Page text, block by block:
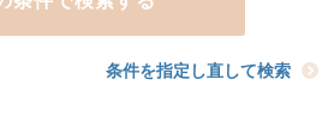
条件を指定し直して検索